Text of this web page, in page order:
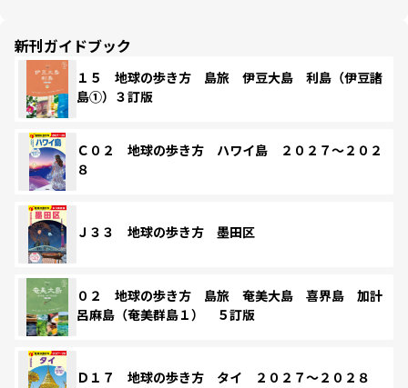
新刊ガイドブック
１５ 地球の歩き方 島旅 伊豆大島 利島（伊豆諸
島①）３訂版
Ｃ０２ 地球の歩き方 ハワイ島 ２０２７～２０２
８
Ｊ３３ 地球の歩き方 墨田区
０２ 地球の歩き方 島旅 奄美大島 喜界島 加計
呂麻島（奄美群島１） ５訂版
Ｄ１７ 地球の歩き方 タイ ２０２７～２０２８